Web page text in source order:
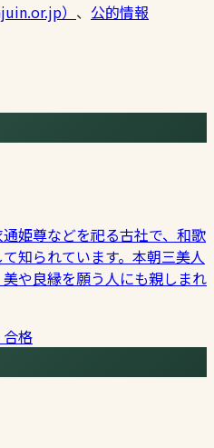
） 、 公的情報
姫尊などを祀る古社で、和歌
知られています。本朝三美人
や良縁を願う人にも親しまれ
格